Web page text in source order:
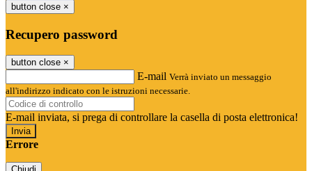
button close ×
Recupero password
button close ×
E-mail Verrà inviato un messaggio
all'indirizzo indicato con le istruzioni necessarie.
E-mail inviata, si prega di controllare la casella di posta elettronica!
Errore